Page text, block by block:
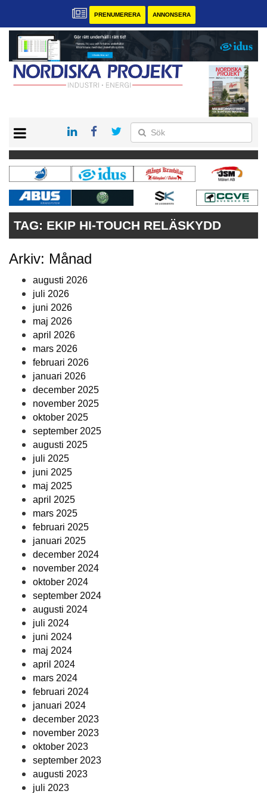
PRENUMERERA ANNONSERA
KONTAKT
VÅRA ANDRA MAGASIN
PRENUMERERA
ANNONSERA
TAG: EKIP HI-TOUCH RELÄSKYDD
Arkiv: Månad
augusti 2026
juli 2026
juni 2026
maj 2026
april 2026
mars 2026
februari 2026
januari 2026
december 2025
november 2025
oktober 2025
september 2025
augusti 2025
juli 2025
juni 2025
maj 2025
april 2025
mars 2025
februari 2025
januari 2025
december 2024
november 2024
oktober 2024
september 2024
augusti 2024
juli 2024
juni 2024
maj 2024
april 2024
mars 2024
februari 2024
januari 2024
december 2023
november 2023
oktober 2023
september 2023
augusti 2023
juli 2023